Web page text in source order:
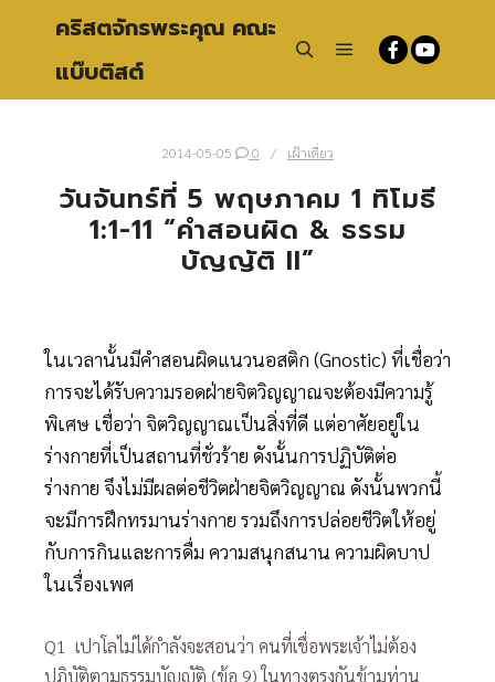
คริสตจักรพระคุณ คณะ
แบ๊บติสต์
2014-05-05 0 เฝ้าเดี่ยว
วันจันทร์ที่ 5 พฤษภาคม 1 ทิโมธี
1:1-11 “คำสอนผิด & ธรรม
บัญญัติ II”
ในเวลานั้นมีคำสอนผิดแนวนอสติก (Gnostic) ที่เชื่อว่า
การจะได้รับความรอดฝ่ายจิตวิญญาณจะต้องมีความรู้
พิเศษ เชื่อว่า จิตวิญญาณเป็นสิ่งที่ดี แต่อาศัยอยู่ใน
ร่างกายที่เป็นสถานที่ชั่วร้าย ดังนั้นการปฏิบัติต่อ
ร่างกาย จึงไม่มีผลต่อชีวิตฝ่ายจิตวิญญาณ ดังนั้นพวกนี้
จะมีการฝึกทรมานร่างกาย รวมถึงการปล่อยชีวิตให้อยู่
กับการกินและการดื่ม ความสนุกสนาน ความผิดบาป
ในเรื่องเพศ
Q1 เปาโลไม่ได้กำลังจะสอนว่า คนที่เชื่อพระเจ้าไม่ต้อง
ปฏิบัติตามธรรมบัญญัติ (ข้อ 9) ในทางตรงกันข้ามท่าน